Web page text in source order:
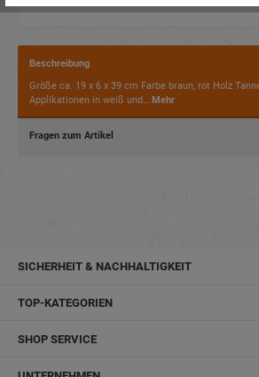
Beschreibung
Größe ca. 19 x 6 x 39 cm Farbe braun, rot Holz
Applikationen in weiß und… Mehr
Fragen zum Artikel
SICHERHEIT & NACHHALTIGKEIT
TOP-KATEGORIEN
SHOP SERVICE